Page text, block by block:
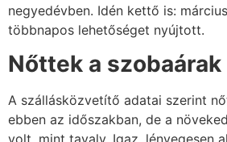
negyedévben. Idén kettő is:
többnapos lehetőséget nyújtott.
Nőttek a szobaárak
A szállásközvetítő adatai szerint
ebben az időszakban, de a